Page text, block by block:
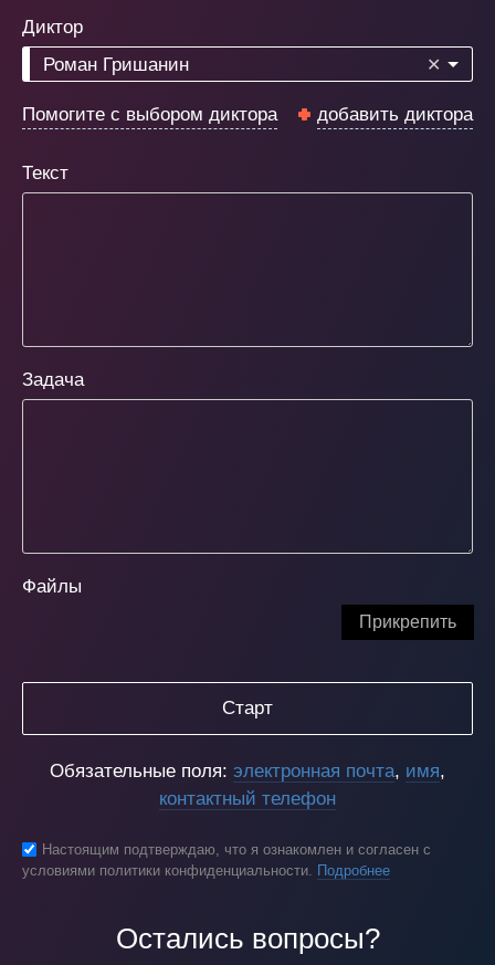
Диктор
✕
Роман Гришанин
Помогите с выбором диктора добавить диктора
Текст
Задача
Файлы
Прикрепить
Старт
Обязательные поля: электронная почта, имя,
контактный телефон
Настоящим подтверждаю, что я ознакомлен и согласен с
условиями политики конфиденциальности. Подробнее
Остались вопросы?